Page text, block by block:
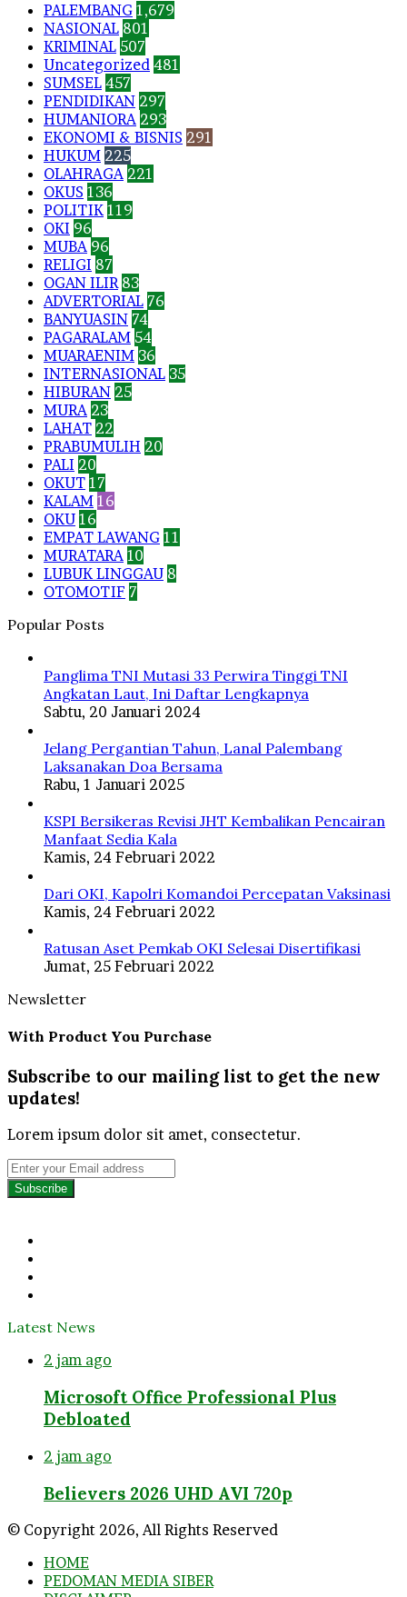
PALEMBANG 1,679
NASIONAL 801
KRIMINAL 507
Uncategorized 481
SUMSEL 457
PENDIDIKAN 297
HUMANIORA 293
EKONOMI & BISNIS 291
HUKUM 225
OLAHRAGA 221
OKUS 136
POLITIK 119
OKI 96
MUBA 96
RELIGI 87
OGAN ILIR 83
ADVERTORIAL 76
BANYUASIN 74
PAGARALAM 54
MUARAENIM 36
INTERNASIONAL 35
HIBURAN 25
MURA 23
LAHAT 22
PRABUMULIH 20
PALI 20
OKUT 17
KALAM 16
OKU 16
EMPAT LAWANG 11
MURATARA 10
LUBUK LINGGAU 8
OTOMOTIF 7
Popular Posts
Panglima TNI Mutasi 33 Perwira Tinggi TNI
Angkatan Laut, Ini Daftar Lengkapnya
Sabtu, 20 Januari 2024
Jelang Pergantian Tahun, Lanal Palembang
Laksanakan Doa Bersama
Rabu, 1 Januari 2025
KSPI Bersikeras Revisi JHT Kembalikan Pencairan
Manfaat Sedia Kala
Kamis, 24 Februari 2022
Dari OKI, Kapolri Komandoi Percepatan Vaksinasi
Kamis, 24 Februari 2022
Ratusan Aset Pemkab OKI Selesai Disertifikasi
Jumat, 25 Februari 2022
Newsletter
With Product You Purchase
Subscribe to our mailing list to get the new
updates!
Lorem ipsum dolor sit amet, consectetur.
Enter
your
Email
Latest News
2 jam ago
Microsoft Office Professional Plus
Debloated
2 jam ago
Believers 2026 UHD AVI 720p
© Copyright 2026, All Rights Reserved
HOME
PEDOMAN MEDIA SIBER